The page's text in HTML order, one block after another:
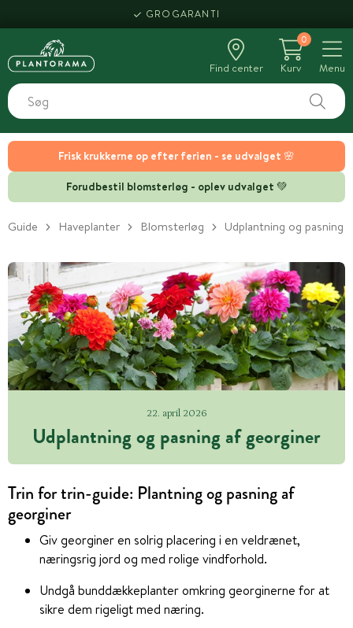
Frisk krukkerne op efter ferien - se udvalget 🌸
Forudbestil blomsterløg - oplev udvalget 💚
GROGARANTI
Find center
0
Kurv
Menu
Guide Haveplanter Blomsterløg Udplantning og pasning
22. april 2026
Udplantning og pasning af georginer
Trin for trin-guide: Plantning og pasning af
georginer
Giv georginer en solrig placering i en veldrænet,
næringsrig jord og med rolige vindforhold.
Undgå bunddækkeplanter omkring georginerne for at
sikre dem rigeligt med næring.